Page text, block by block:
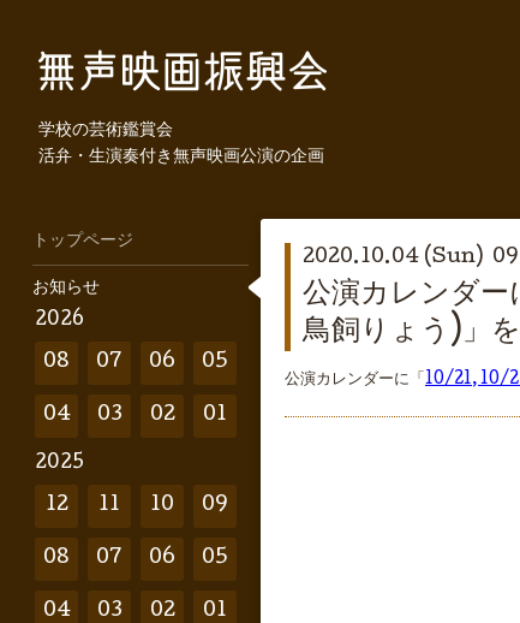
学校の芸術鑑賞会
活弁・生演奏付き無声映画公演の企画
2020.10.04 (Sun)
公演カレンダ
鳥飼りょう)」
公演カレンダーに「 10/21, 10/
トップページ
お知らせ
2026
08 07 06 05
04 03 02 01
2025
12 11 10 09
08 07 06 05
04 03 02 01